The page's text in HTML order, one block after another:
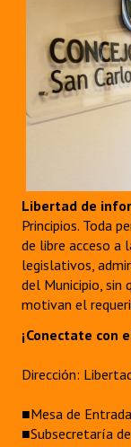
Libertad de
Principios. Toda
de libre acceso a
legislativos,
del Municipio, sin
motivan el
¡Conectate con
Dirección:
■Mesa de
■Subsecretaría